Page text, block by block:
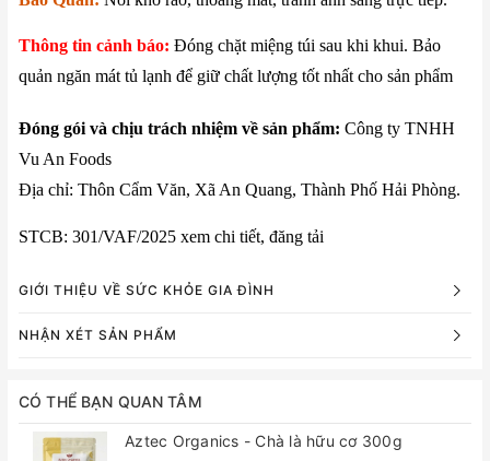
Thông tin cảnh báo: Đóng chặt miệng túi sau khi khui. Bảo
quản ngăn mát tủ lạnh để giữ chất lượng tốt nhất cho sản phẩm
Đóng gói và chịu trách nhiệm về sản phẩm: Công ty TNHH
Vu An Foods
Địa chỉ: Thôn Cẩm Văn, Xã An Quang, Thành Phố Hải Phòng.
STCB: 301/VAF/2025 xem chi tiết, đăng tải
GIỚI THIỆU VỀ SỨC KHỎE GIA ĐÌNH
NHẬN XÉT SẢN PHẨM
CÓ THỂ BẠN QUAN TÂM
Aztec Organics - Chà là hữu cơ 300g